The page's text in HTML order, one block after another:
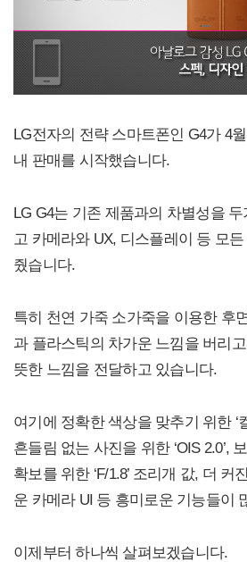
LG전자의 전략 스마트폰인 G4가 4
내 판매를 시작했습니다.
LG G4는 기존 제품과의 차별성을
고 카메라와 UX, 디스플레이 등 모
줬습니다.
특히 천연 가죽 소가죽을 이용한 후
과 플라스틱의 차가운 느낌을 버리
뜻한 느낌을 전달하고 있습니다.
여기에 정확한 색상을 맞추기 위한 ‘
흔들림 없는 사진을 위한 ‘OIS 2.0’,
확보를 위한 ‘F/1.8’ 조리개 값, 더 커
운 카메라 UI 등 흥미로운 기능들이
이제부터 하나씩 살펴보겠습니다.